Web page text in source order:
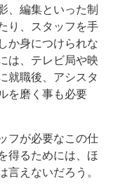
、編集といった制
り、スタッフを手
か身につけられな
は、テレビ局や映
就職後、アシスタ
を磨く事も必要
フが必要なこの仕
得るためには、ほ
言えないだろう。